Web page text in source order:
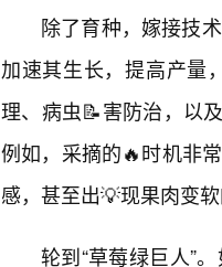
除了育种，嫁接技
加速其生长，提高产量
理、病虫📝害防治，以
例如，采摘的🔥时机非
感，甚至出💡现果肉变软
轮到“草莓绿巨人”